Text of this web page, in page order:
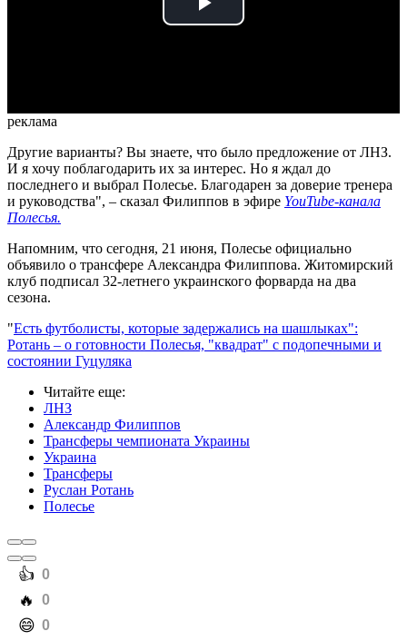
Play
реклама
Другие варианты? Вы знаете, что было предложение от ЛНЗ.
И я хочу поблагодарить их за интерес. Но я ждал до
последнего и выбрал Полесье. Благодарен за доверие тренера
и руководства", – сказал Филиппов в эфире YouTube-канала
Полесья.
Напомним, что сегодня, 21 июня, Полесье официально
объявило о трансфере Александра Филиппова. Житомирский
клуб подписал 32-летнего украинского форварда на два
сезона.
"Есть футболисты, которые задержались на шашлыках":
Ротань – о готовности Полесья, "квадрат" с подопечными и
состоянии Гуцуляка
Читайте еще:
ЛНЗ
Александр Филиппов
Трансферы чемпионата Украины
Украина
Трансферы
Руслан Ротань
Полесье
️👍 0
️🔥 0
️😄 0